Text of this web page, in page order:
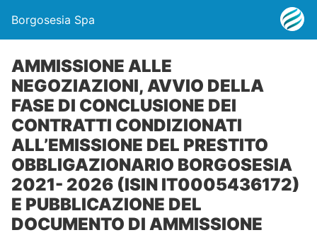
Borgosesia Spa
AMMISSIONE ALLE
NEGOZIAZIONI, AVVIO DELLA
FASE DI CONCLUSIONE DEI
CONTRATTI CONDIZIONATI
ALL’EMISSIONE DEL PRESTITO
OBBLIGAZIONARIO BORGOSESIA
2021- 2026 (ISIN IT0005436172)
E PUBBLICAZIONE DEL
DOCUMENTO DI AMMISSIONE